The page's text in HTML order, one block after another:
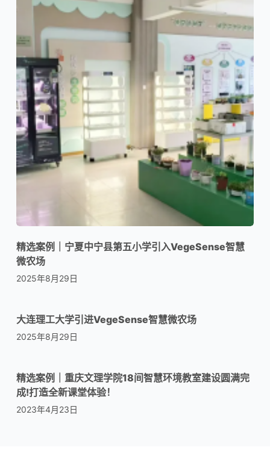
精选案例｜宁夏中宁县第五小学引入VegeSense智慧
微农场
2025年8月29日
大连理工大学引进VegeSense智慧微农场
2025年8月29日
精选案例｜重庆文理学院18间智慧环境教室建设圆满完
成!打造全新课堂体验！
2023年4月23日